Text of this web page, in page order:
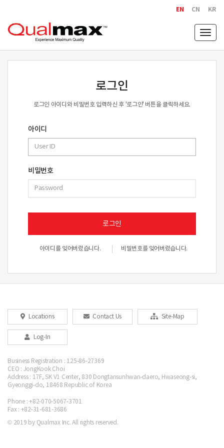
EN CN KR
로그인
로그인 아이디와 비밀번호 입력하신 후 '로그인' 버튼을 클릭하세요.
아이디
비밀번호
로그인
아이디를 잊어버렸습니다. 비밀번호를 잊어버렸습니다.
Locations Contact Us Site-Map
Log-In
Business Registration : 125-86-27369
CEO : JongKook Choi
Address : 17F, SK V1 Center, 830 Dongtansunhwan-daero, Hwaseong-si,
Gyeonggi-do, 18468 Republic of Korea
Phone : +82-070-5067-3701
Fax : +82-31-681-3686
© 2019 by Qualmax Inc. All rights reserved.